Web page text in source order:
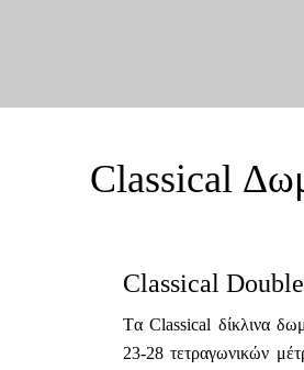
Classical
Classical Double
Tα Classical δίκλινα
23-28 τετραγωνικών